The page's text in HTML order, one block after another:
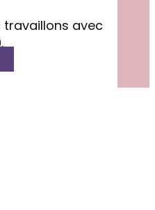
travaillons avec